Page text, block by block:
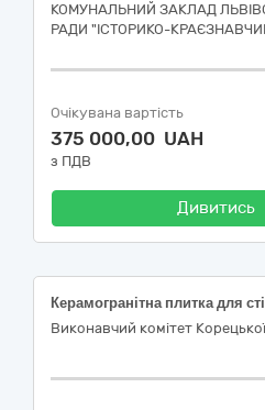
КОМУНАЛЬНИЙ ЗАКЛАД
РАДИ "ІСТОРИКО-
Очікувана вартість
375 000,00 UAH
з ПДВ
Дивитись
Керамогранітна плитка для
Виконавчий комітет Корецької